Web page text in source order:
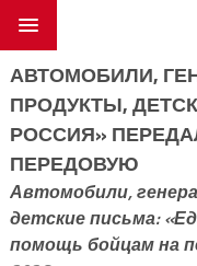
АВТОМОБИЛИ,
ПРОДУКТЫ,
РОССИЯ»
ПЕРЕДОВУЮ
Автомобили,
детские письма:
помощь бойцам на